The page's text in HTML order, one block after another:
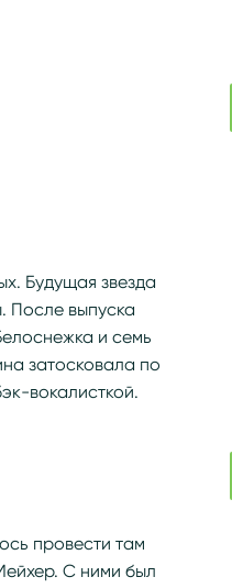
Будущая звезда
После выпуска
и семь
затосковала по
вокалисткой.
провести там
С ними был